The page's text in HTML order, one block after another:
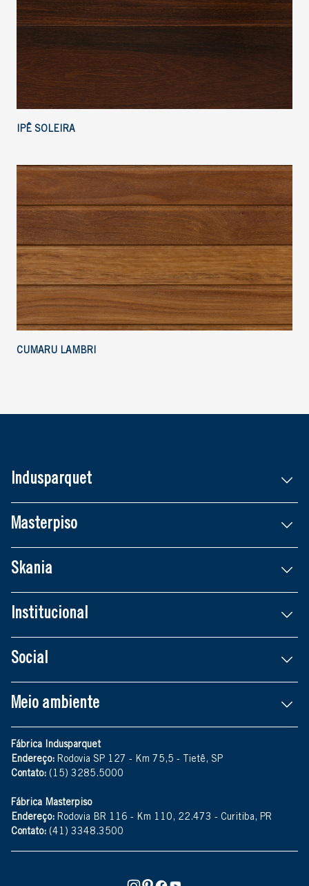
IPÊ SOLEIRA
CUMARU LAMBRI
Indusparquet
Masterpiso
Skania
Institucional
Social
Meio ambiente
Fábrica Indusparquet
Endereço: Rodovia SP 127 - Km 75,5 - Tietê, SP
Contato: (15) 3285.5000
Fábrica Masterpiso
Endereço: Rodovia BR 116 - Km 110, 22.473 - Curitiba, PR
Contato: (41) 3348.3500